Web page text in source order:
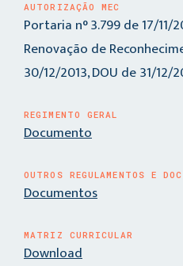
AUTORIZAÇÃO MEC
Portaria n° 3.799 de 17/11/
Renovação de
30/12/2013, DOU de 31/12/
REGIMENTO GERAL
Documento
OUTROS REGULAMENTOS E
Documentos
MATRIZ CURRICULAR
Download